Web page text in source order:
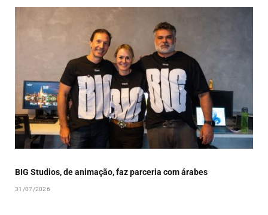
BIG Studios, de animação, faz parceria com árabes
31/07/2026